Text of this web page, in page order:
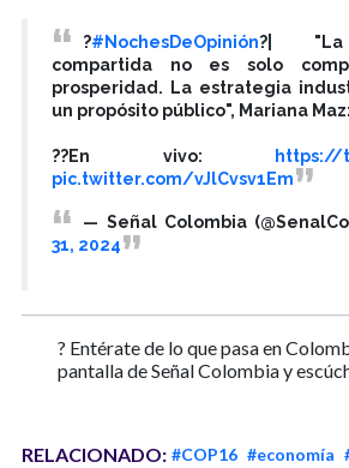
?️#NochesDeOpinión?️| "La
compartida no es solo
prosperidad. La estrategia
un propósito público", Mariana
??En vivo: https://
pic.twitter.com/vJlCvsv1Em
— Señal Colombia
31, 2024
? Entérate de lo que pasa en
pantalla de Señal Colombia y
RELACIONADO: #COP16 #economía